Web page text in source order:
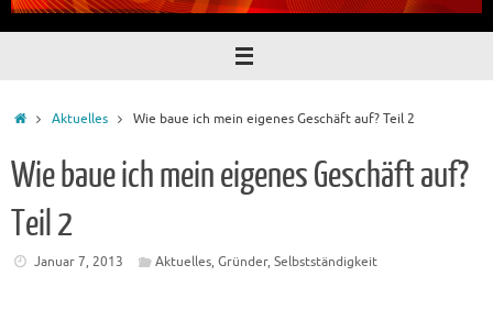
StartAktuelles Wie baue ich mein eigenes Geschäft auf? Teil 2
Wie baue ich mein eigenes Geschäft auf?
Teil 2
Januar 7, 2013 Aktuelles,Gründer,Selbstständigkeit